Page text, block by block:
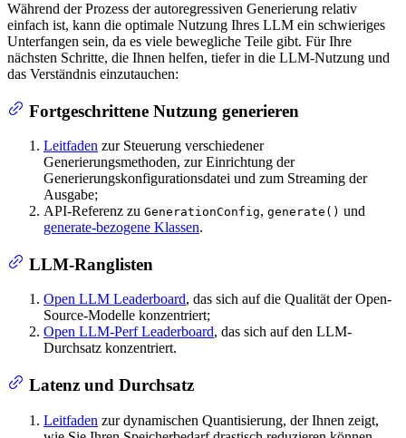
Während der Prozess der autoregressiven Generierung relativ
einfach ist, kann die optimale Nutzung Ihres LLM ein schwieriges
Unterfangen sein, da es viele bewegliche Teile gibt. Für Ihre
nächsten Schritte, die Ihnen helfen, tiefer in die LLM-Nutzung und
das Verständnis einzutauchen:
Fortgeschrittene Nutzung generieren
Leitfaden zur Steuerung verschiedener
Generierungsmethoden, zur Einrichtung der
Generierungskonfigurationsdatei und zum Streaming der
Ausgabe;
API-Referenz zu GenerationConfig, generate() und
generate-bezogene Klassen.
LLM-Ranglisten
Open LLM Leaderboard, das sich auf die Qualität der Open-
Source-Modelle konzentriert;
Open LLM-Perf Leaderboard, das sich auf den LLM-
Durchsatz konzentriert.
Latenz und Durchsatz
Leitfaden zur dynamischen Quantisierung, der Ihnen zeigt,